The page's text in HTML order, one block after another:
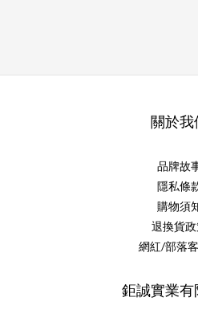
關於我
品牌故
隱私條
購物須
退換貨
網紅/部落
鉅誠實業有